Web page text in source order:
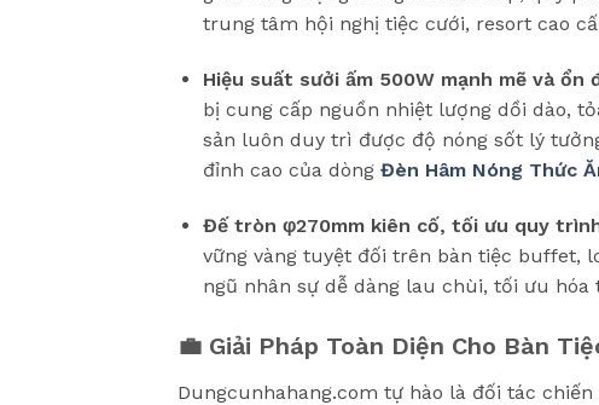
trung tâm hội nghị tiệc cưới, resort cao
Hiệu suất sưởi ấm 500W mạnh mẽ và ổn
bị cung cấp nguồn nhiệt lượng dồi dào,
sản luôn duy trì được độ nóng sốt lý
đỉnh cao của dòng Đèn Hâm Nóng Thức
Đế tròn φ270mm kiên cố, tối ưu quy
vững vàng tuyệt đối trên bàn tiệc buffet,
ngũ nhân sự dễ dàng lau chùi, tối ưu hóa
💼 Giải Pháp Toàn Diện Cho Bàn
Dungcunhahang.com tự hào là đối tác